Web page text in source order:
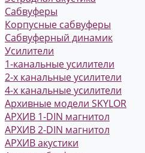
Сабвуферы
Корпусные сабвуферы
Сабвуферный динамик
Усилители
1-канальные усилители
2-х канальные усилители
4-х канальные усилители
Архивные модели SKYLOR
АРХИВ 1-DIN магнитол
АРХИВ 2-DIN магнитол
АРХИВ акустики